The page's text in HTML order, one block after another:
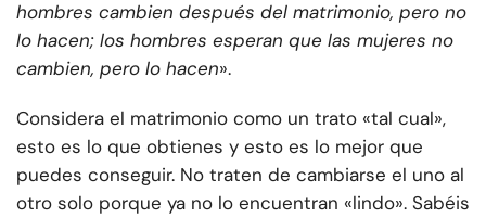
hombres cambien después del matrimonio, pero no
lo hacen; los hombres esperan que las mujeres no
cambien, pero lo hacen».
Considera el matrimonio como un trato «tal cual»,
esto es lo que obtienes y esto es lo mejor que
puedes conseguir. No traten de cambiarse el uno al
otro solo porque ya no lo encuentran «lindo». Sabéis